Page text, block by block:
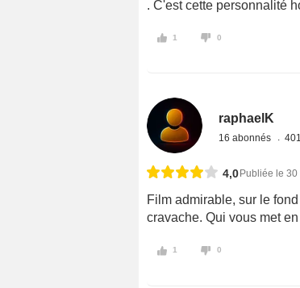
. C'est cette personnalité
1 0
raphaelK
16 abonnés
4,0 Publiée le
Film admirable, sur le
cravache. Qui vous met
1 0